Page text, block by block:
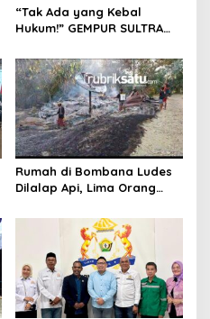
“Tak Ada yang Kebal
Hukum!” GEMPUR SULTRA
Tanawali dan PT
Tadisangka, Siap Kuasai
Lahan Puuwatu
Rumah di Bombana Ludes
Dilalap Api, Lima Orang
Dunia